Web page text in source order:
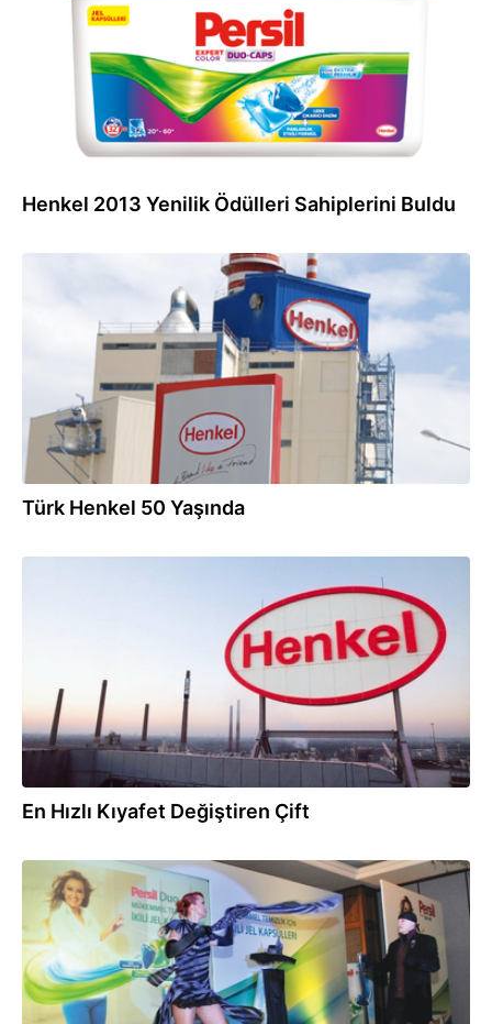
Henkel 2013 Yenilik Ödülleri Sahiplerini Buldu
Türk Henkel 50 Yaşında
En Hızlı Kıyafet Değiştiren Çift
05.03.2013